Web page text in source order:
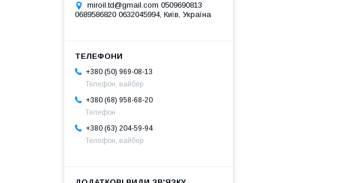
miroil.td@gmail.com 0509690813
0689586820 0632045994, Київ, Україна
+380 (50) 969-08-13
Телефон, вайбер
+380 (68) 958-68-20
Телефон
+380 (63) 204-59-94
Телефон, вайбер